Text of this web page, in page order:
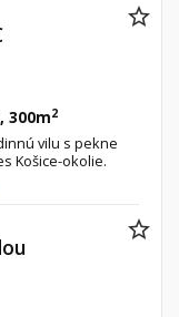
300m2
vilu s pekne
Košice-okolie.